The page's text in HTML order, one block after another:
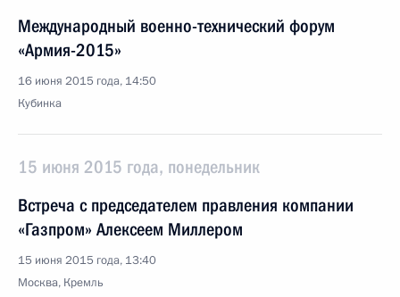
Международный военно-технический форум
«Армия-2015»
16 июня 2015 года, 14:50
Кубинка
15 июня 2015 года, понедельник
Встреча с председателем правления компании
«Газпром» Алексеем Миллером
15 июня 2015 года, 13:40
Москва, Кремль